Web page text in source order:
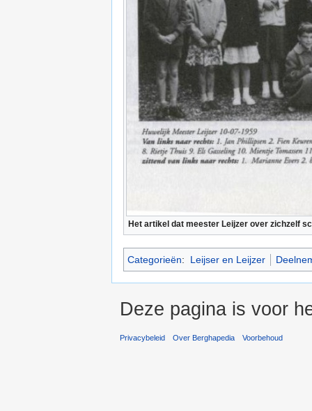
Het artikel dat meester Leijzer over zichzelf
Categorieën: Leijser en Leijzer
Deze pagina is voor
Privacybeleid Over Berghapedia Voorbehoud